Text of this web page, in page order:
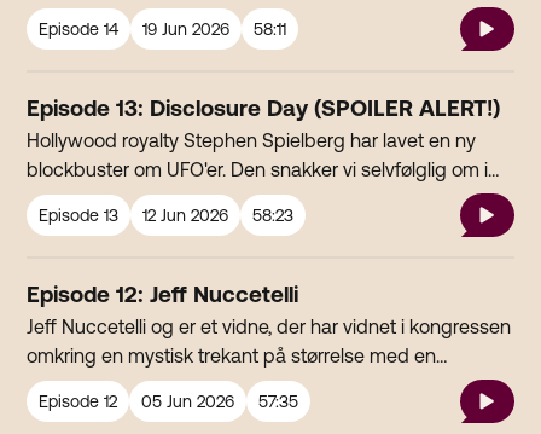
Elitesoldaten/Helikopterpiloten, der fragtede et
æggeformet fartøj og blev overmandet af en feminin
det er sandheden, forklædt som fiktion. Hvad foregår
der egentlig her?
Episode14 19 Jun 2026 58:11
Episode 13: Disclosure Day (SPOILER ALERT!)
Hollywood royalty Stephen Spielberg har lavet en ny
blockbuster om UFO'er. Den snakker vi selvfølglig om i
KLUB 2027.
Episode13 12 Jun 2026 58:23
Episode 12: Jeff Nuccetelli
Jeff Nuccetelli og er et vidne, der har vidnet i kongressen
omkring en mystisk trekant på størrelse med en
fodboldbane, en gigantisk rød firkant og en stor lysende
kugle. Alt sammen noget der svævede rundt over en
Episode12 05 Jun 2026 57:35